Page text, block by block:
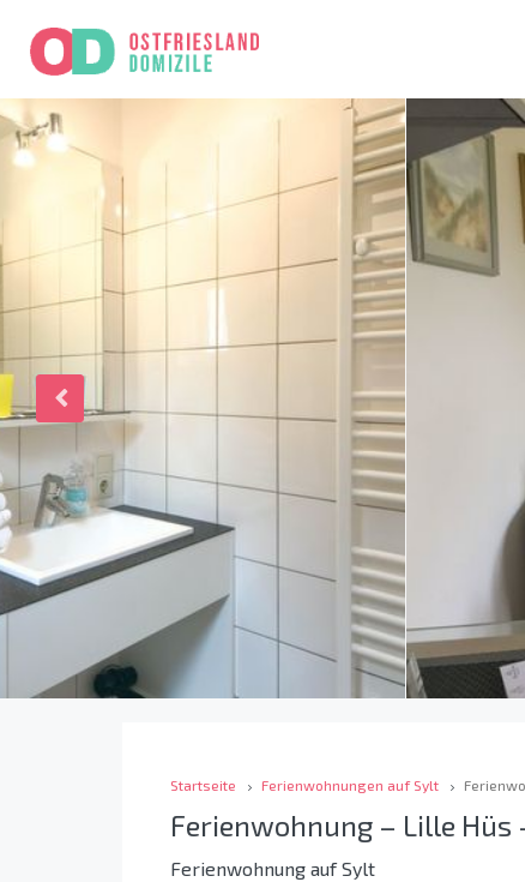
Startseite Ferienwohnungen auf Sylt
Ferienwohnung – Lille Hüs
Ferienwohnung auf Sylt